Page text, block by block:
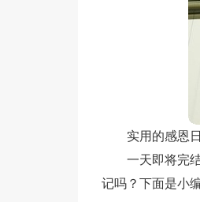
实用的感恩
一天即将完
记吗？下面是小